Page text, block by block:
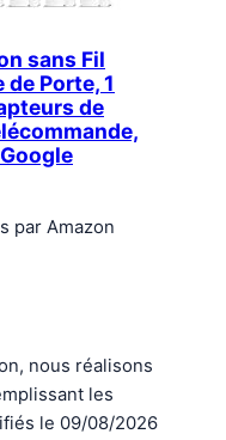
sans Fil
Porte, 1
de
par Amazon
nous réalisons
les
le 09/08/2026